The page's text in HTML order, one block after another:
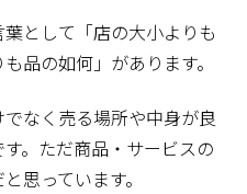
として「店の大小よりも
品の如何」があります。
なく売る場所や中身が良
。ただ商品・サービスの
思っています。